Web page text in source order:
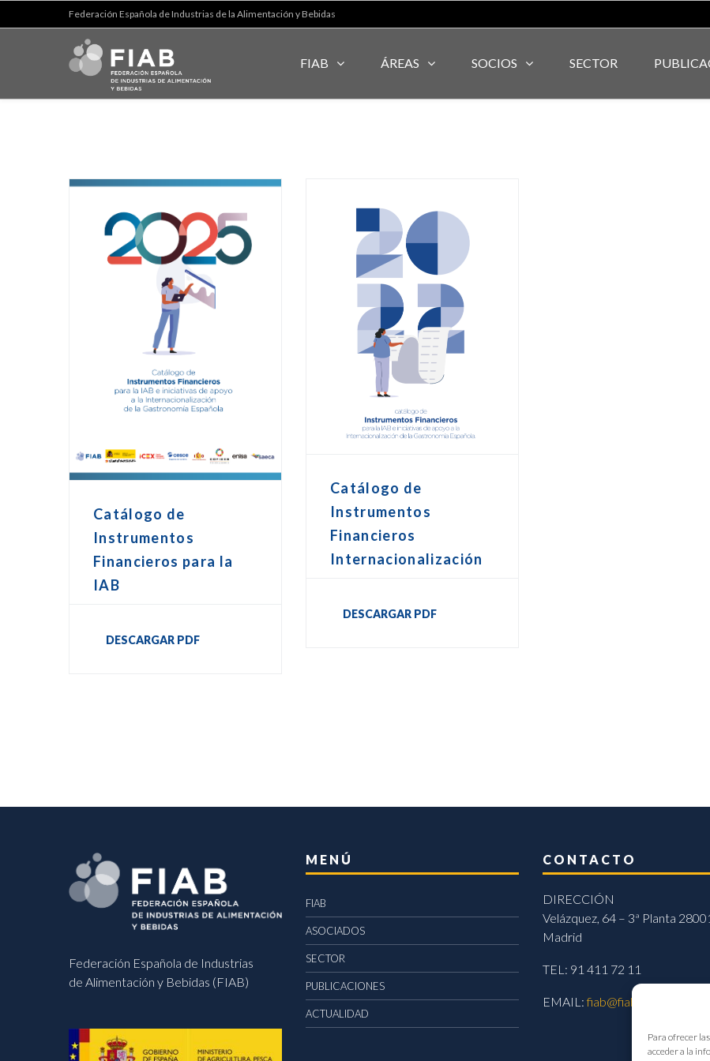
Para ofrecer
acceder a la
Federación Española de Industrias de la Alimentación y Bebidas
FIAB ÁREAS SOCIOS SECTOR
Catálogo de
Instrumentos
Financieros para la
IAB
DESCARGAR PDF
Catálogo de
Instrumentos
Financieros
Internacionalización
DESCARGAR PDF
Federación Española de Industrias
de Alimentación y Bebidas (FIAB)
MENÚ
FIAB
ASOCIADOS
SECTOR
PUBLICACIONES
ACTUALIDAD
CONTACTO
DIRECCIÓN
Velázquez, 64 – 3ª Planta
Madrid
TEL: 91 411 72 11
EMAIL:fiab@fiab.es